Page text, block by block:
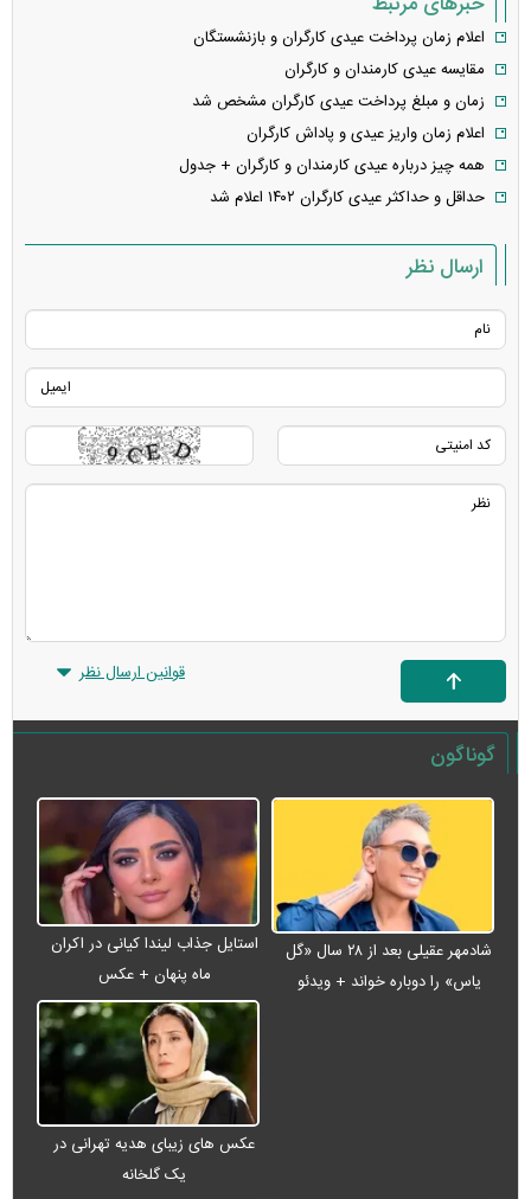
اعلام زمان پرداخت عیدی کارگران و بازنشستگان
مقایسه عیدی کارمندان و کارگران
زمان و مبلغ پرداخت عیدی کارگران مشخص شد
اعلام زمان واریز عیدی و پاداش کارگران
همه چیز درباره عیدی کارمندان و کارگران + جدول
حداقل و حداکثر عیدی کارگران ۱۴۰۲ اعلام شد
ارسال نظر
قوانین ارسال نظر
گوناگون
شادمهر عقیلی بعد از ۲۸ سال «گل
یاس» را دوباره خواند + ویدئو
استایل جذاب لیندا کیانی در اکران
ماه پنهان + عکس
عکس های زیبای هدیه تهرانی در
یک گلخانه